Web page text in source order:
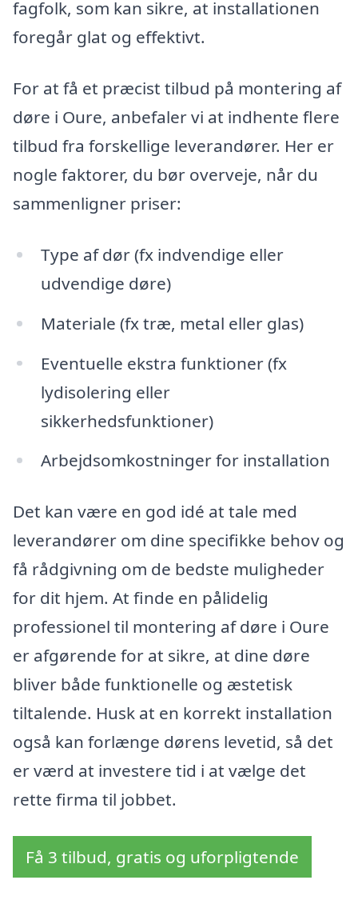
fagfolk, som kan sikre, at installationen
foregår glat og effektivt.
For at få et præcist tilbud på montering af
døre i Oure, anbefaler vi at indhente flere
tilbud fra forskellige leverandører. Her er
nogle faktorer, du bør overveje, når du
sammenligner priser:
Type af dør (fx indvendige eller
udvendige døre)
Materiale (fx træ, metal eller glas)
Eventuelle ekstra funktioner (fx
lydisolering eller
sikkerhedsfunktioner)
Arbejdsomkostninger for installation
Det kan være en god idé at tale med
leverandører om dine specifikke behov og
få rådgivning om de bedste muligheder
for dit hjem. At finde en pålidelig
professionel til montering af døre i Oure
er afgørende for at sikre, at dine døre
bliver både funktionelle og æstetisk
tiltalende. Husk at en korrekt installation
også kan forlænge dørens levetid, så det
er værd at investere tid i at vælge det
rette firma til jobbet.
Få 3 tilbud, gratis og uforpligtende